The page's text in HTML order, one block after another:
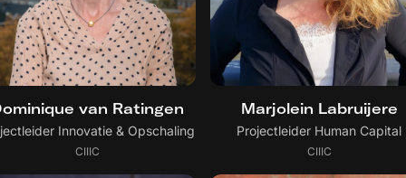
van Ratingen
Innovatie & Opschaling
CIIIC
Marjolein Labruijere
Projectleider Human Capital
CIIIC